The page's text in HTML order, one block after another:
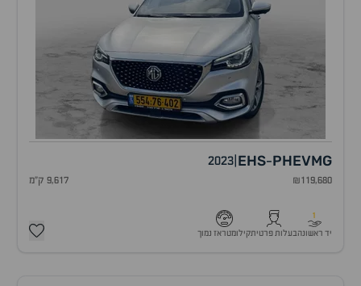
MG
EHS-PHEV
2023
₪119,680 9,617 ק"מ
1
יד ראשונהבעלות פרטיתקילומטראז נמוך